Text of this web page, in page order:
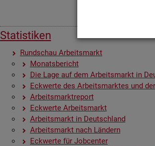
Sta­tis­ti­ken
Rund­schau Ar­beits­markt
Mo­nats­be­richt
Die Lage auf dem Ar­beits­markt in
Eck­wer­te des Ar­beits­mark­tes und
Ar­beits­markt­re­port
Eck­wer­te Ar­beits­markt
Ar­beits­markt in Deutsch­land
Ar­beits­markt nach Län­dern
Eck­wer­te für Job­cen­ter